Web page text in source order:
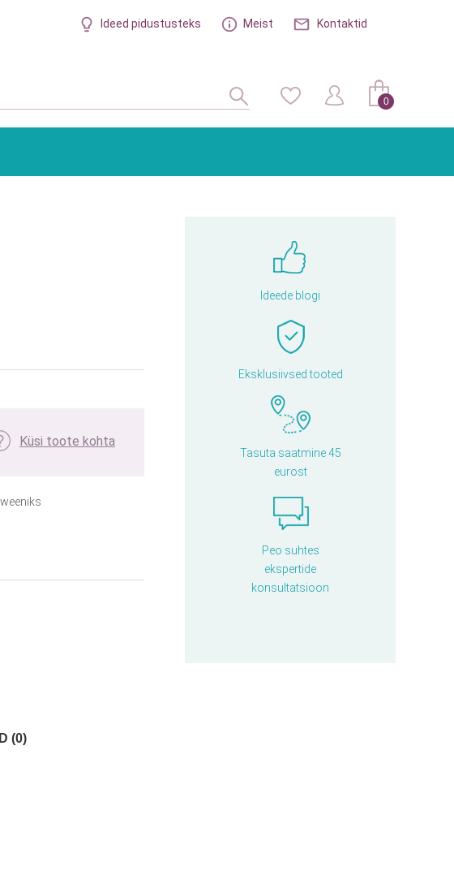
Ideed pidustusteks Meist Kontaktid
0
Ideede blogi
Eksklusiivsed tooted
Tasuta saatmine 45
eurost
Peo suhtes
ekspertide
konsultatsioon
Küsi toote kohta
(0)